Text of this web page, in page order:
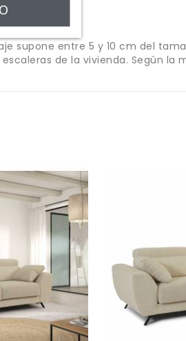
supone entre 5 y 10 cm del
de la vivienda. Según la